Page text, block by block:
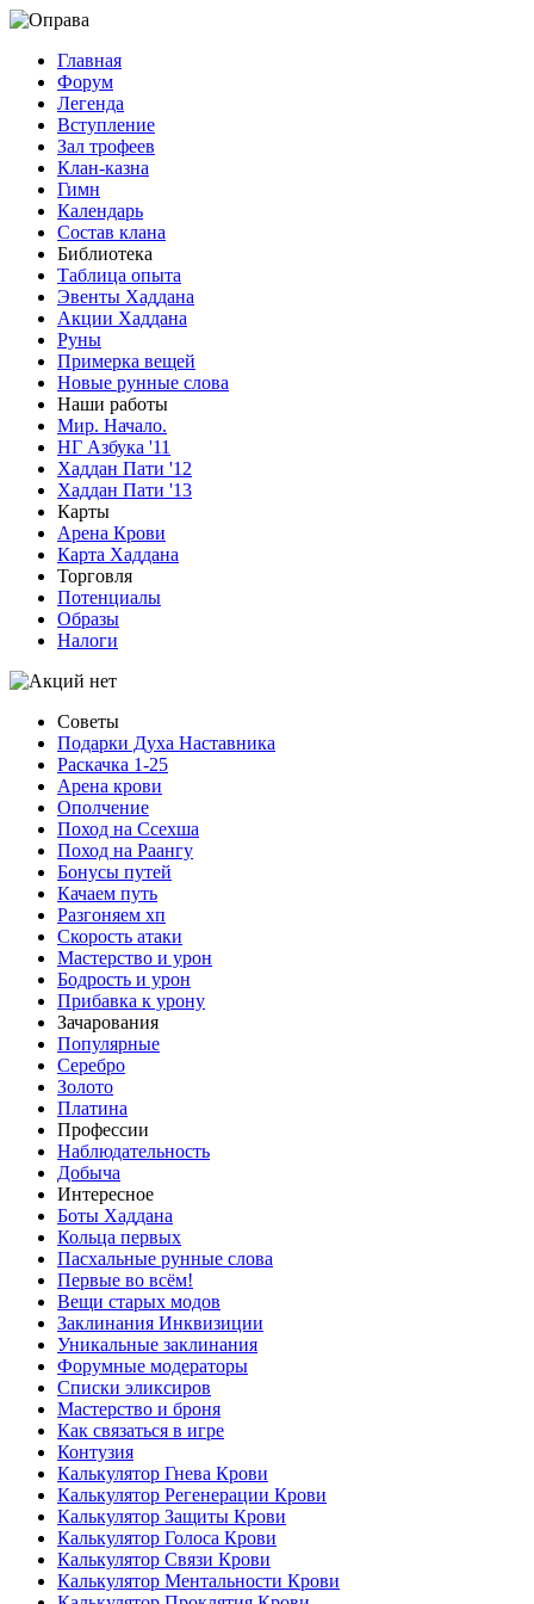
Главная
Форум
Легенда
Вступление
Зал трофеев
Клан-казна
Гимн
Календарь
Состав клана
Библиотека
Таблица опыта
Эвенты Хаддана
Акции Хаддана
Руны
Примерка вещей
Новые рунные слова
Наши работы
Мир. Начало.
НГ Азбука '11
Хаддан Пати '12
Хаддан Пати '13
Карты
Арена Крови
Карта Хаддана
Торговля
Потенциалы
Образы
Налоги
Советы
Подарки Духа Наставника
Раскачка 1-25
Арена крови
Ополчение
Поход на Ссехша
Поход на Раангу
Бонусы путей
Качаем путь
Разгоняем хп
Скорость атаки
Мастерство и урон
Бодрость и урон
Прибавка к урону
Зачарования
Популярные
Серебро
Золото
Платина
Профессии
Наблюдательность
Добыча
Интересное
Боты Хаддана
Кольца первых
Пасхальные рунные слова
Первые во всём!
Вещи старых модов
Заклинания Инквизиции
Уникальные заклинания
Форумные модераторы
Списки эликсиров
Мастерство и броня
Как связаться в игре
Контузия
Калькулятор Гнева Крови
Калькулятор Регенерации Крови
Калькулятор Защиты Крови
Калькулятор Голоса Крови
Калькулятор Связи Крови
Калькулятор Ментальности Крови